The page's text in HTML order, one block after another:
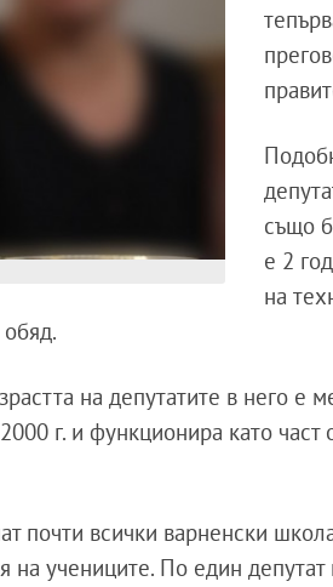
също
е 2
на
на депутатите в него е
г. и функционира като
почти всички варненски
на учениците. По един